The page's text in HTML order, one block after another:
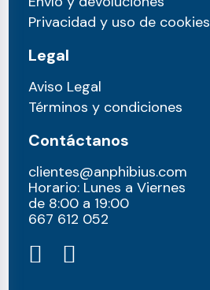
Privacidad y uso de cookies
Legal
Aviso Legal
Términos y condiciones
Contáctanos
clientes@anphibius.com
Horario: Lunes a Viernes
de 8:00 a 19:00
667 612 052​